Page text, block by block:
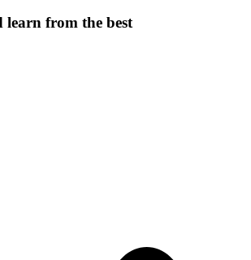
learn from the best